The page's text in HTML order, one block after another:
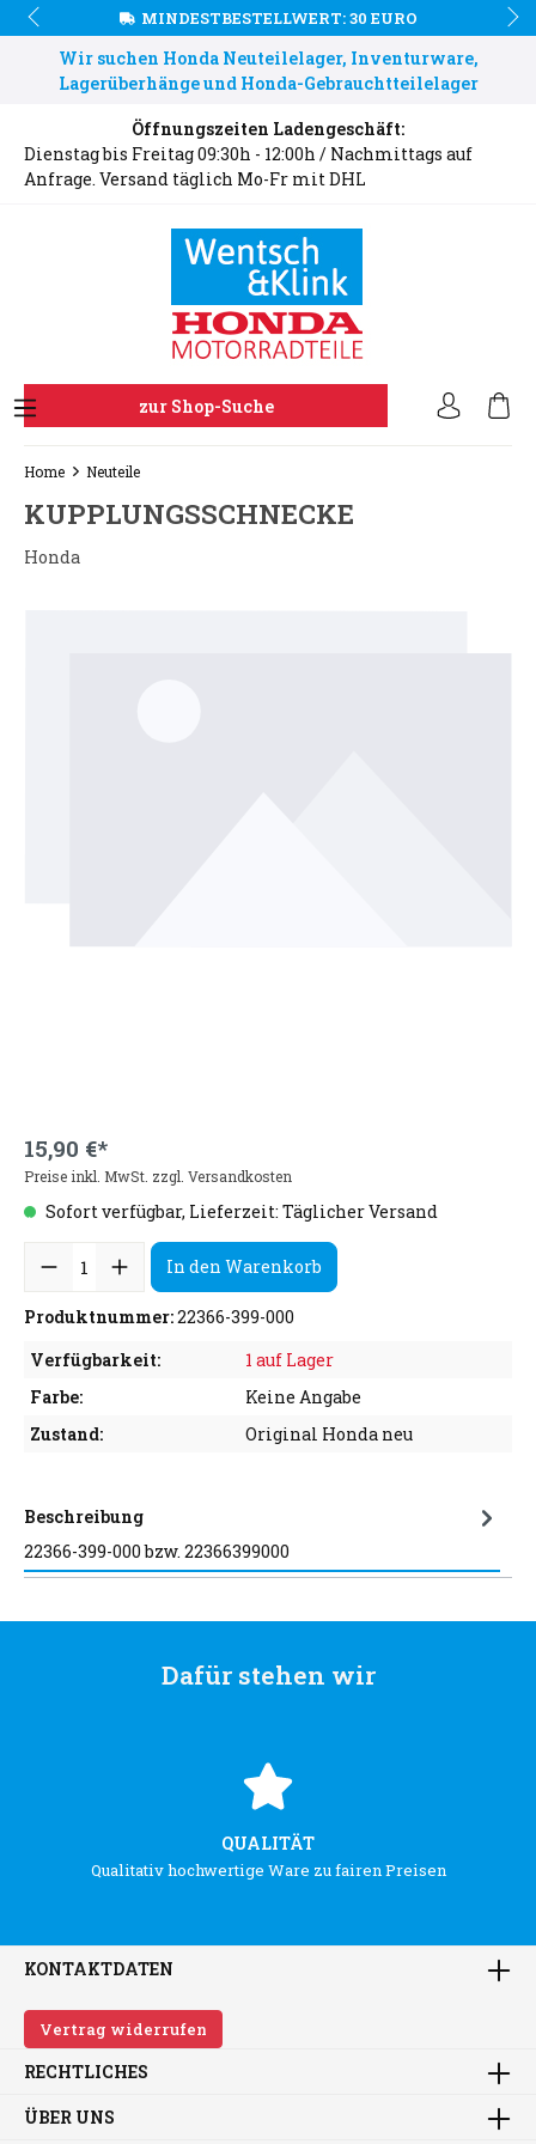
MINDESTBESTELLWERT: 30 EURO
Wir suchen Honda Neuteilelager, Inventurware,
Lagerüberhänge und Honda-Gebrauchtteilelager
Öffnungszeiten Ladengeschäft:
Dienstag bis Freitag 09:30h - 12:00h / Nachmittags auf
Anfrage. Versand täglich Mo-Fr mit DHL
zur Shop-Suche
Home Neuteile
KUPPLUNGSSCHNECKE
Honda
15,90 €*
Preise inkl. MwSt. zzgl. Versandkosten
Sofort verfügbar, Lieferzeit: Täglicher Versand
In den Warenkorb
Produktnummer:22366-399-000
Verfügbarkeit:
1 auf Lager
Farbe:
Keine Angabe
Zustand:
Original Honda neu
Beschreibung
22366-399-000 bzw. 22366399000
Dafür stehen wir
QUALITÄT
Qualitativ hochwertige Ware zu fairen Preisen
KONTAKTDATEN
Vertrag widerrufen
RECHTLICHES
ÜBER UNS